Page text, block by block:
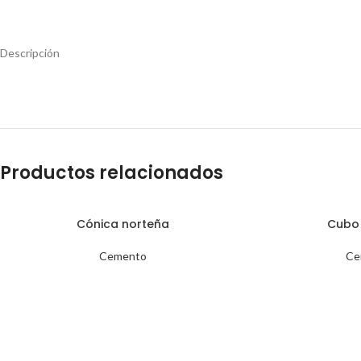
Descripción
Productos relacionados
Cónica norteña
Cemento